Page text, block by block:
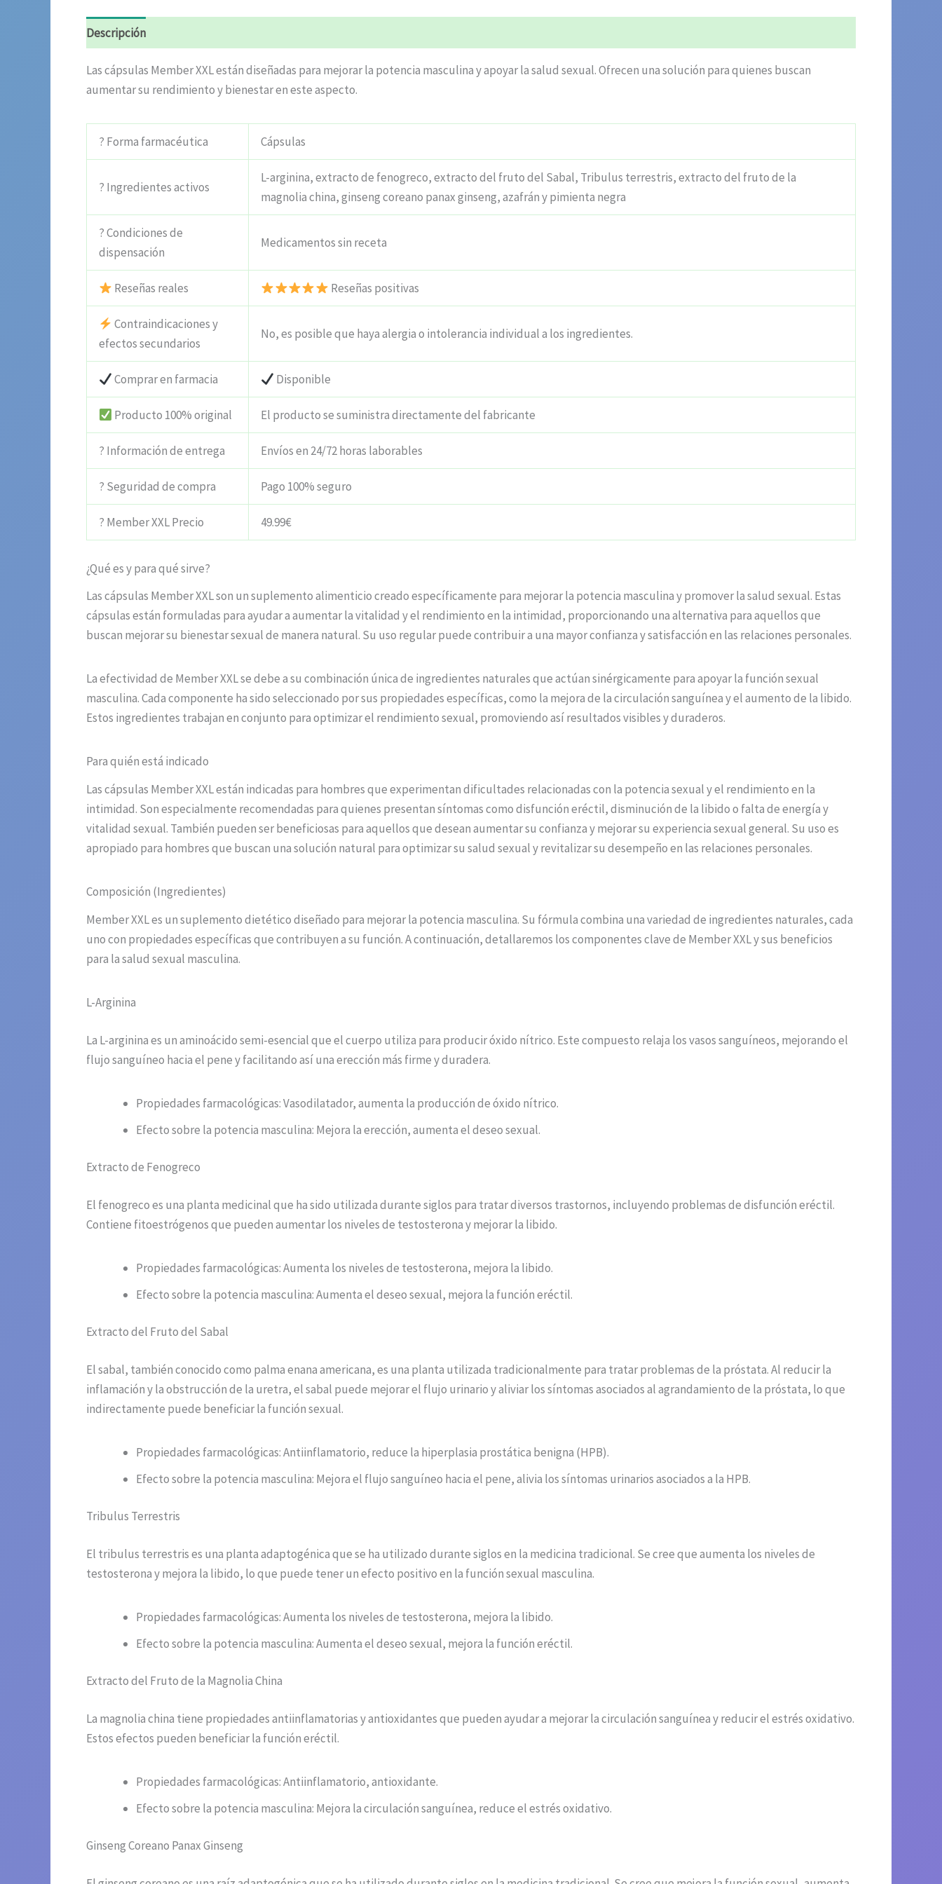
Descripción
Las cápsulas Member XXL están diseñadas para mejorar la potencia masculina y apoyar la salud sexual. Ofrecen una solución para quienes buscan
aumentar su rendimiento y bienestar en este aspecto.
? Forma farmacéutica Cápsulas
? Ingredientes activos
L-arginina, extracto de fenogreco, extracto del fruto del Sabal, Tribulus terrestris, extracto del fruto de la
magnolia china, ginseng coreano panax ginseng, azafrán y pimienta negra
? Condiciones de
dispensación
Medicamentos sin receta
Reseñas reales Reseñas positivas
Contraindicaciones y
efectos secundarios
No, es posible que haya alergia o intolerancia individual a los ingredientes.
Comprar en farmacia Disponible
Producto 100% original El producto se suministra directamente del fabricante
? Información de entrega Envíos en 24/72 horas laborables
? Seguridad de compra Pago 100% seguro
? Member XXL Precio 49.99€
¿Qué es y para qué sirve?
Las cápsulas Member XXL son un suplemento alimenticio creado específicamente para mejorar la potencia masculina y promover la salud sexual. Estas
cápsulas están formuladas para ayudar a aumentar la vitalidad y el rendimiento en la intimidad, proporcionando una alternativa para aquellos que
buscan mejorar su bienestar sexual de manera natural. Su uso regular puede contribuir a una mayor confianza y satisfacción en las relaciones personales.
La efectividad de Member XXL se debe a su combinación única de ingredientes naturales que actúan sinérgicamente para apoyar la función sexual
masculina. Cada componente ha sido seleccionado por sus propiedades específicas, como la mejora de la circulación sanguínea y el aumento de la libido.
Estos ingredientes trabajan en conjunto para optimizar el rendimiento sexual, promoviendo así resultados visibles y duraderos.
Para quién está indicado
Las cápsulas Member XXL están indicadas para hombres que experimentan dificultades relacionadas con la potencia sexual y el rendimiento en la
intimidad. Son especialmente recomendadas para quienes presentan síntomas como disfunción eréctil, disminución de la libido o falta de energía y
vitalidad sexual. También pueden ser beneficiosas para aquellos que desean aumentar su confianza y mejorar su experiencia sexual general. Su uso es
apropiado para hombres que buscan una solución natural para optimizar su salud sexual y revitalizar su desempeño en las relaciones personales.
Composición (Ingredientes)
Member XXL es un suplemento dietético diseñado para mejorar la potencia masculina. Su fórmula combina una variedad de ingredientes naturales, cada
uno con propiedades específicas que contribuyen a su función. A continuación, detallaremos los componentes clave de Member XXL y sus beneficios
para la salud sexual masculina.
L-Arginina
La L-arginina es un aminoácido semi-esencial que el cuerpo utiliza para producir óxido nítrico. Este compuesto relaja los vasos sanguíneos, mejorando el
flujo sanguíneo hacia el pene y facilitando así una erección más firme y duradera.
Propiedades farmacológicas: Vasodilatador, aumenta la producción de óxido nítrico.
Efecto sobre la potencia masculina: Mejora la erección, aumenta el deseo sexual.
Extracto de Fenogreco
El fenogreco es una planta medicinal que ha sido utilizada durante siglos para tratar diversos trastornos, incluyendo problemas de disfunción eréctil.
Contiene fitoestrógenos que pueden aumentar los niveles de testosterona y mejorar la libido.
Propiedades farmacológicas: Aumenta los niveles de testosterona, mejora la libido.
Efecto sobre la potencia masculina: Aumenta el deseo sexual, mejora la función eréctil.
Extracto del Fruto del Sabal
El sabal, también conocido como palma enana americana, es una planta utilizada tradicionalmente para tratar problemas de la próstata. Al reducir la
inflamación y la obstrucción de la uretra, el sabal puede mejorar el flujo urinario y aliviar los síntomas asociados al agrandamiento de la próstata, lo que
indirectamente puede beneficiar la función sexual.
Propiedades farmacológicas: Antiinflamatorio, reduce la hiperplasia prostática benigna (HPB).
Efecto sobre la potencia masculina: Mejora el flujo sanguíneo hacia el pene, alivia los síntomas urinarios asociados a la HPB.
Tribulus Terrestris
El tribulus terrestris es una planta adaptogénica que se ha utilizado durante siglos en la medicina tradicional. Se cree que aumenta los niveles de
testosterona y mejora la libido, lo que puede tener un efecto positivo en la función sexual masculina.
Propiedades farmacológicas: Aumenta los niveles de testosterona, mejora la libido.
Efecto sobre la potencia masculina: Aumenta el deseo sexual, mejora la función eréctil.
Extracto del Fruto de la Magnolia China
La magnolia china tiene propiedades antiinflamatorias y antioxidantes que pueden ayudar a mejorar la circulación sanguínea y reducir el estrés oxidativo.
Estos efectos pueden beneficiar la función eréctil.
Propiedades farmacológicas: Antiinflamatorio, antioxidante.
Efecto sobre la potencia masculina: Mejora la circulación sanguínea, reduce el estrés oxidativo.
Ginseng Coreano Panax Ginseng